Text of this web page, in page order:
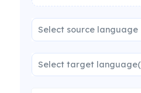
Select source language
Select target